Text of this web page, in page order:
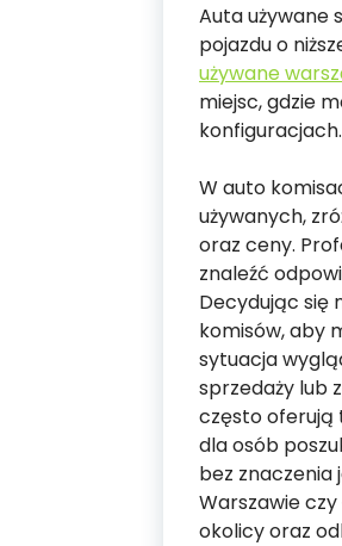
Auta używane
pojazdu o
używane
miejsc, gdzie
konfiguracjach.
W auto
używanych,
oraz ceny.
znaleźć
Decydując się
komisów, aby
sytuacja
sprzedaży lub
często oferują
dla osób
bez znaczenia
Warszawie
okolicy oraz